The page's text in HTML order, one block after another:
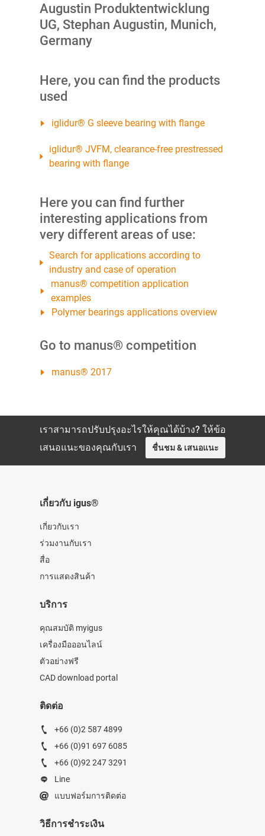
Augustin Produktentwicklung
UG, Stephan Augustin, Munich,
Germany
Here, you can find the products
used
iglidur® G sleeve bearing with flange
iglidur® JVFM, clearance-free prestressed
bearing with flange
Here you can find further
interesting applications from
very different areas of use:
Search for applications according to
industry and case of operation
manus® competition application
examples
Polymer bearings applications overview
Go to manus® competition
manus® 2017
เราสามารถปรับปรุงอะไรให้คุณได้บ้าง? ให้ข้อ
เสนอแนะของคุณกับเรา
ชื่นชม & เสนอแนะ
เกี่ยวกับ igus®
เกี่ยวกับเรา
ร่วมงานกับเรา
สื่อ
การแสดงสินค้า
บริการ
คุณสมบัติ myigus
เครื่องมือออนไลน์
ตัวอย่างฟรี
CAD download portal
ติดต่อ
+66 (0)2 587 4899
+66 (0)91 697 6085
+66 (0)92 247 3291
Line
แบบฟอร์มการติดต่อ
วิธีการชำระเงิน